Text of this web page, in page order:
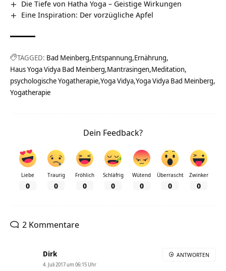
Die Tiefe von Hatha Yoga – Geistige Wirkungen
Eine Inspiration: Der vorzügliche Apfel
TAGGED: Bad Meinberg Entspannung Ernährung
Haus Yoga Vidya Bad Meinberg Mantrasingen Meditation
psychologische Yogatherapie Yoga Vidya Yoga Vidya Bad Meinberg
Yogatherapie
Dein Feedback?
Liebe
0
Traurig
0
Fröhlich
0
Schläfrig
0
Wütend
0
Überrascht
0
Zwinker
0
2 Kommentare
Dirk
4. Juli 2017 um 06:15 Uhr
ANTWORTEN